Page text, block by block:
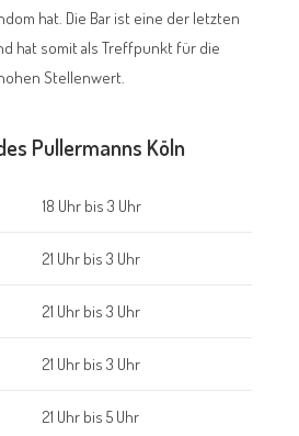
hat. Die Bar ist eine der letzten
hat somit als Treffpunkt für die
Stellenwert.
Pullermanns Köln
18 Uhr bis 3 Uhr
21 Uhr bis 3 Uhr
21 Uhr bis 3 Uhr
21 Uhr bis 3 Uhr
21 Uhr bis 5 Uhr